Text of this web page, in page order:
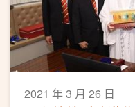
2021 年 3 月 26 日